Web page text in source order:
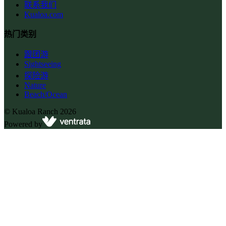
联系我们
Kualoa.com
热门类别
跟团游
Sightseeing
探险游
Nature
Beach/Ocean
© Kualoa Ranch 2026
Powered by